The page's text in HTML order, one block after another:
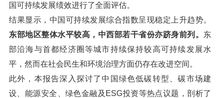
国可持续发展绩效进行了全面评估。
结果显示，中国可持续发展综合指数呈现稳定上升趋势。
东部地区整体水平较高，中西部若干省份亦跻身前列。 东
部沿海与首都经济圈等城市持续保持较高可持续发展水
平，然而在社会民生和环境治理方面仍存在改进空间。
此外，本报告深入探讨了中国绿色低碳转型、碳市场建
设、能源安全、绿色金融及ESG投资等热点议题，剖析了